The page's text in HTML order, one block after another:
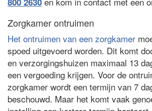
Zorgkamer ontruimen
Het ontruimen van een zorgkamer
spoed uitgevoerd worden. Dit komt
en verzorgingshuizen maximaal 13
een vergoeding krijgen. Voor de
zorgkamer wordt een termijn van 7
beschouwd. Maar het komt vaak